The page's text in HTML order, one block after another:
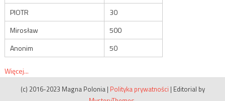
PIOTR
30
Mirosław
500
Anonim
50
Więcej...
(c) 2016-2023 Magna Polonia | Polityka prywatności | Editorial by